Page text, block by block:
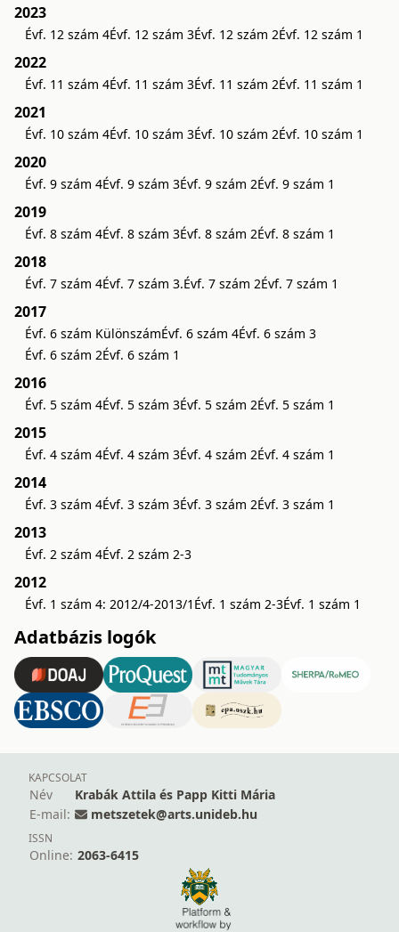
2023
Évf. 12 szám 4Évf. 12 szám 3Évf. 12 szám 2Évf. 12 szám 1
2022
Évf. 11 szám 4Évf. 11 szám 3Évf. 11 szám 2Évf. 11 szám 1
2021
Évf. 10 szám 4Évf. 10 szám 3Évf. 10 szám 2Évf. 10 szám 1
2020
Évf. 9 szám 4Évf. 9 szám 3Évf. 9 szám 2Évf. 9 szám 1
2019
Évf. 8 szám 4Évf. 8 szám 3Évf. 8 szám 2Évf. 8 szám 1
2018
Évf. 7 szám 4Évf. 7 szám 3.Évf. 7 szám 2Évf. 7 szám 1
2017
Évf. 6 szám KülönszámÉvf. 6 szám 4Évf. 6 szám 3
Évf. 6 szám 2Évf. 6 szám 1
2016
Évf. 5 szám 4Évf. 5 szám 3Évf. 5 szám 2Évf. 5 szám 1
2015
Évf. 4 szám 4Évf. 4 szám 3Évf. 4 szám 2Évf. 4 szám 1
2014
Évf. 3 szám 4Évf. 3 szám 3Évf. 3 szám 2Évf. 3 szám 1
2013
Évf. 2 szám 4Évf. 2 szám 2-3
2012
Évf. 1 szám 4: 2012/4-2013/1 Évf. 1 szám 2-3Évf. 1 szám 1
Adatbázis logók
KAPCSOLAT
Név
Krabák Attila és Papp Kitti Mária
E-mail:
metszetek@arts.unideb.hu
ISSN
Online: 2063-6415